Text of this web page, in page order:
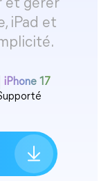
et gérer
iPad et
iPhone 17